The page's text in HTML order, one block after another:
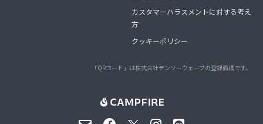
カスタマーハラスメントに対する考え
方
クッキーポリシー
「QRコード」は株式会社デンソーウェーブの登録商標です。